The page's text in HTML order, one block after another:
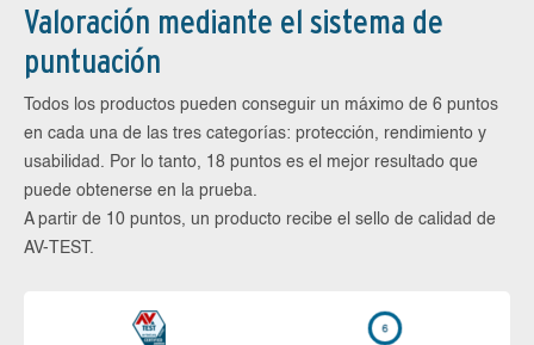
Valoración mediante el sistema de
puntuación
Todos los productos pueden conseguir un máximo de 6 puntos
en cada una de las tres categorías: protección, rendimiento y
usabilidad. Por lo tanto, 18 puntos es el mejor resultado que
puede obtenerse en la prueba.
A partir de 10 puntos, un producto recibe el sello de calidad de
AV-TEST.